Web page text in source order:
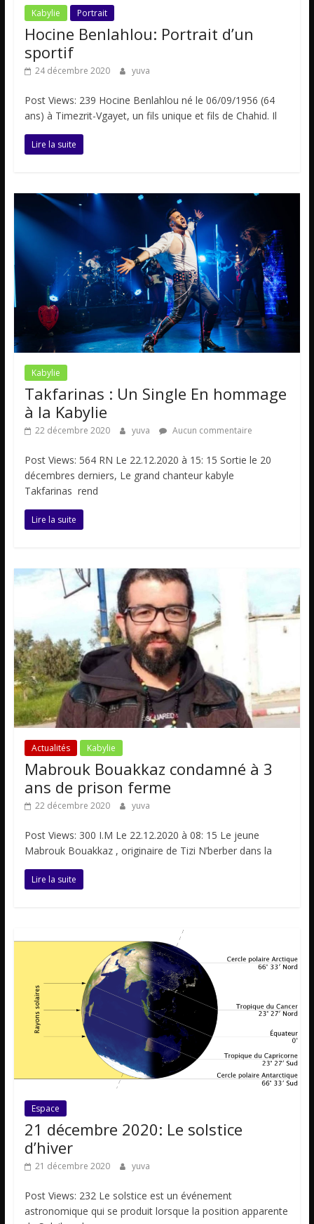
Kabylie Portrait
Hocine Benlahlou: Portrait d’un
sportif
24 décembre 2020 yuva
Post Views: 239 Hocine Benlahlou né le 06/09/1956 (64
ans) à Timezrit-Vgayet, un fils unique et fils de Chahid. Il
Lire la suite
Kabylie
Takfarinas : Un Single En hommage
à la Kabylie
22 décembre 2020 yuva Aucun commentaire
Post Views: 564 RN Le 22.12.2020 à 15: 15 Sortie le 20
décembres derniers, Le grand chanteur kabyle
Takfarinas rend
Lire la suite
Actualités Kabylie
Mabrouk Bouakkaz condamné à 3
ans de prison ferme
22 décembre 2020 yuva
Post Views: 300 I.M Le 22.12.2020 à 08: 15 Le jeune
Mabrouk Bouakkaz , originaire de Tizi N’berber dans la
Lire la suite
Espace
21 décembre 2020: Le solstice
d’hiver
21 décembre 2020 yuva
Post Views: 232 Le solstice est un événement
astronomique qui se produit lorsque la position apparente